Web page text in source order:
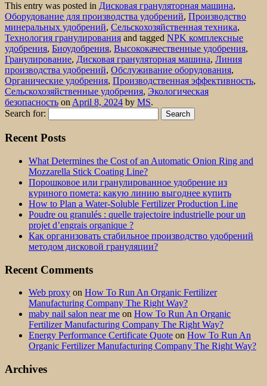
This entry was posted in Дисковая грануляторная машина,
Оборудование для производства удобрений, Производство
минеральных удобрений, Сельскохозяйственная техника,
Технология гранулирования and tagged NPK комплексные
удобрения, Биоудобрения, Высококачественные удобрения,
Гранулирование, Дисковая грануляторная машина, Линия
производства удобрений, Обслуживание оборудования,
Органические удобрения, Производственная эффективность,
Сельскохозяйственные удобрения, Экологическая
безопасность on April 8, 2024 by MS.
Search for:
Recent Posts
What Determines the Cost of an Automatic Onion Ring and
Mozzarella Stick Coating Line?
Порошковое или гранулированное удобрение из
куриного помета: какую линию выгоднее купить
How to Plan a Water-Soluble Fertilizer Production Line
Poudre ou granulés : quelle trajectoire industrielle pour un
projet d’engrais organique ?
Как организовать стабильное производство удобрений
методом дисковой грануляции?
Recent Comments
Web proxy on How To Run An Organic Fertilizer
Manufacturing Company The Right Way?
maby nail salon near me on How To Run An Organic
Fertilizer Manufacturing Company The Right Way?
Energy Performance Certificate Quote on How To Run An
Organic Fertilizer Manufacturing Company The Right Way?
Archives